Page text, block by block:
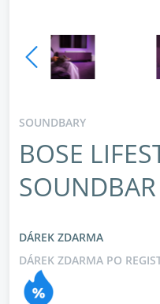
SOUNDBARY
BOSE
DÁREK ZDARMA
DÁREK ZDARMA PO